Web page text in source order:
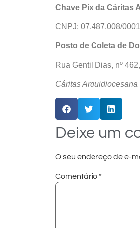
Chave Pix da Cáritas
CNPJ: 07.487.008/
Posto de Coleta de
Rua Gentil Dias, nº
Cáritas
Deixe um
O seu endereço de e-
Comentário *